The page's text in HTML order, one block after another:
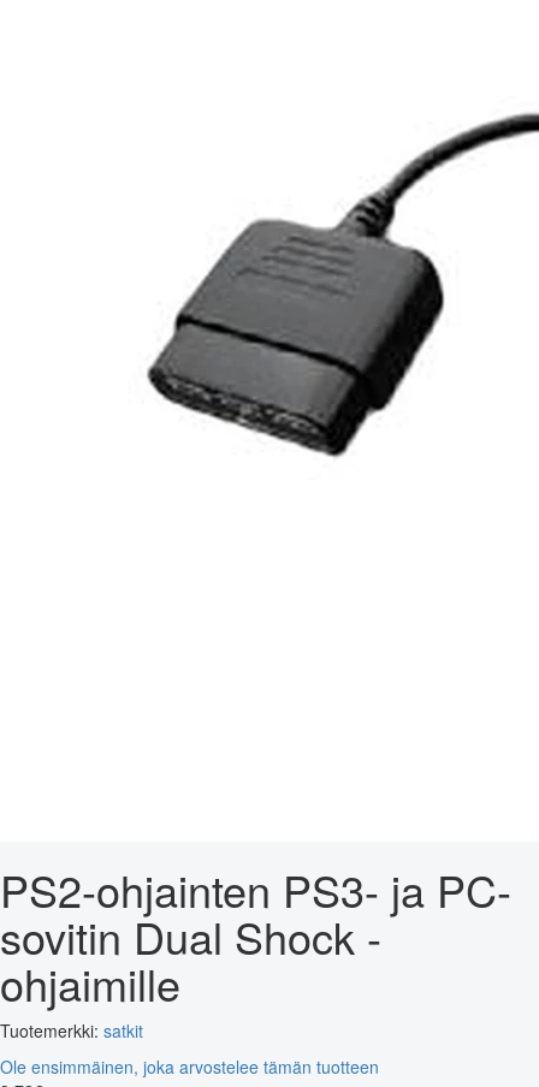
PS2-ohjainten PS3- ja PC-
sovitin Dual Shock -
ohjaimille
Tuotemerkki: satkit
Ole ensimmäinen, joka arvostelee tämän tuotteen